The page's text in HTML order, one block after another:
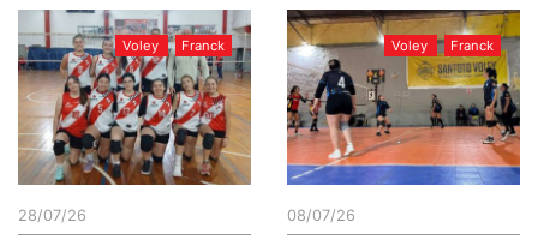
Voley Franck
28/07/26
Voley Franck
08/07/26